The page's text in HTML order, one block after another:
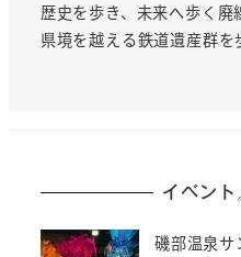
歴史を歩き、未来へ歩く
県境を越える鉄道遺産群を
イベント
磯部温泉